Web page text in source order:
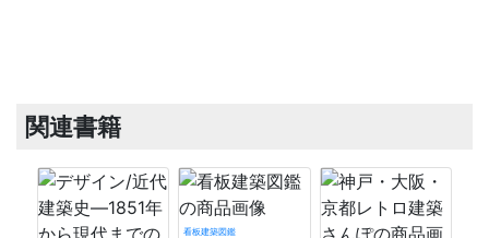
関連書籍
看板建築図鑑